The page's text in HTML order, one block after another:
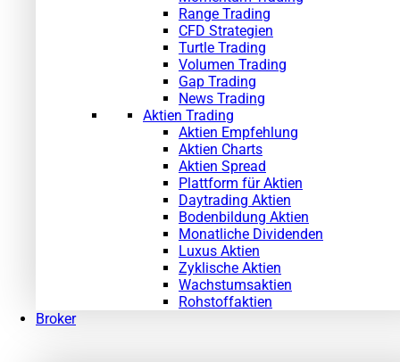
Range Trading
CFD Strategien
Turtle Trading
Volumen Trading
Gap Trading
News Trading
Aktien Trading
Aktien Empfehlung
Aktien Charts
Aktien Spread
Plattform für Aktien
Daytrading Aktien
Bodenbildung Aktien
Monatliche Dividenden
Luxus Aktien
Zyklische Aktien
Wachstumsaktien
Rohstoffaktien
Broker